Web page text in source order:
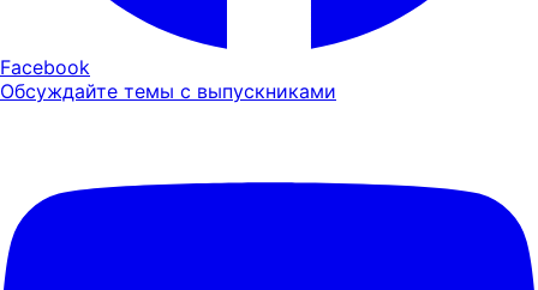
Facebook
Обсуждайте темы с выпускниками